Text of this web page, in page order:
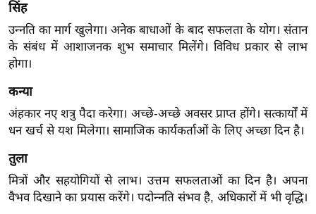
सा
हि
त्य
ज
ग
त
ऑ
व
र्ल्ड
न्यू
सिंह
उन्नति का मार्ग खुलेगा। अनेक बाधाओं के बाद सफलता के योग। संतान
के संबंध में आशाजनक शुभ समाचार मिलेंगे। विविध प्रकार से लाभ
होगा।
कन्या
अंहकार नए शत्रु पैदा करेगा। अच्छे-अच्छे अवसर प्राप्त होंगे। सत्कार्यों में
धन खर्च से यश मिलेगा। सामाजिक कार्यकर्ताओं के लिए अच्छा दिन है।
तुला
मित्रों और सहयोगियों से लाभ। उत्तम सफलताओं का दिन है। अपना
वैभव दिखाने का प्रयास करेंगे। पदोन्नति संभव है, अधिकारों में भी वृद्धि।